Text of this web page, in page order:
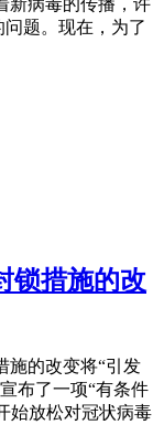
新病毒的传播，许
题。现在，为了
锁措施的改
施的改变将“引发
布了一项“有条件
始放松对冠状病毒